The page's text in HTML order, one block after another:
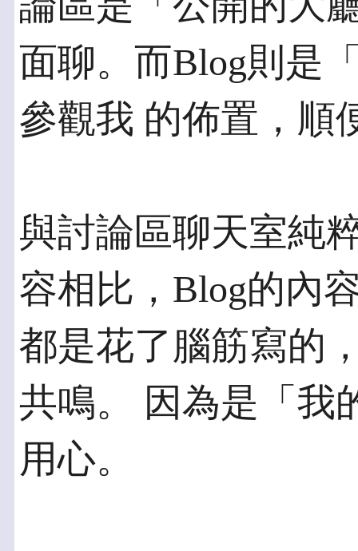
面聊。而Blog則是
參觀我 的佈置，順
與討論區聊天室純
容相比，Blog的內
都是花了腦筋寫的
共鳴。 因為是「我
用心。